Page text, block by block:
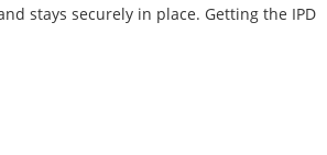
stays securely in place. Getting the IPD